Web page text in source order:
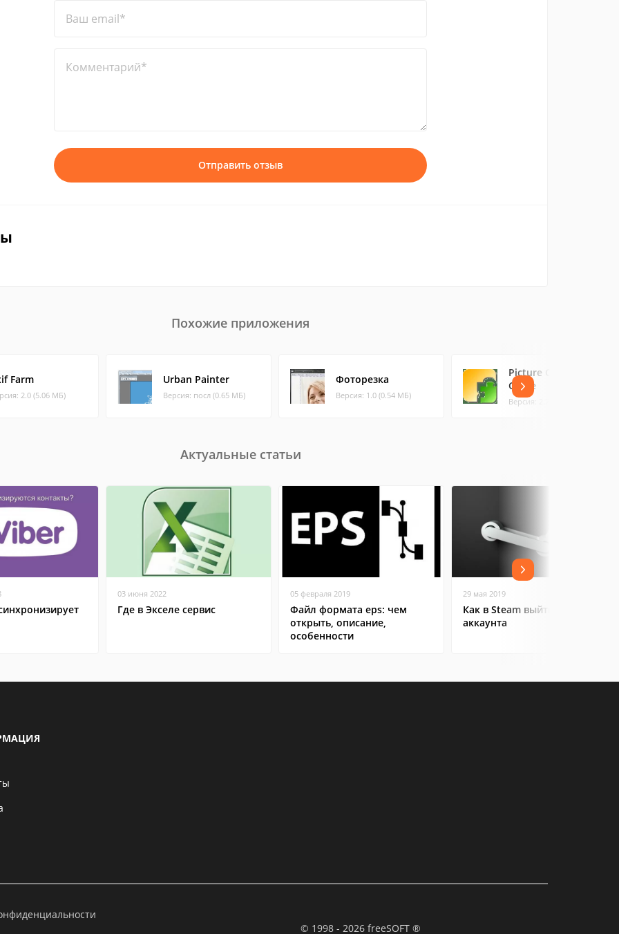
Ваш email*
Комментарий*
Отправить отзыв
Похожие приложения
Farm
2.0 (5.06 МБ)
Urban Painter
Версия: посл (0.65 МБ)
Фоторезка
Версия: 1.0 (0.54 МБ)
Picture Cutout
Guide
Версия: 2.7.1 (4.22 МБ)
Актуальные статьи
03 июня 2022
Где в Экселе сервис
05 февраля 2019
Файл формата eps: чем
открыть, описание,
особенности
29 мая 2019
Как в Steam выйти из
аккаунта
© 1998 - 2026 freeSOFT ®